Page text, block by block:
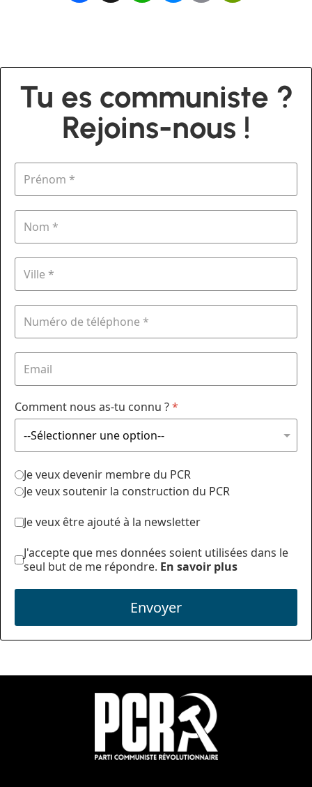
Tu es communiste ?
Rejoins-nous !
Comment nous as-tu connu ?*
Je veux devenir membre du PCR
Je veux soutenir la construction du PCR
Je veux être ajouté à la newsletter
J'accepte que mes données soient utilisées dans le
seul but de me répondre. En savoir plus
Envoyer